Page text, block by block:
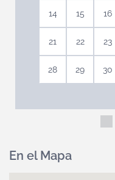
14 15 16
21 22 23
28 29 30
En el Mapa